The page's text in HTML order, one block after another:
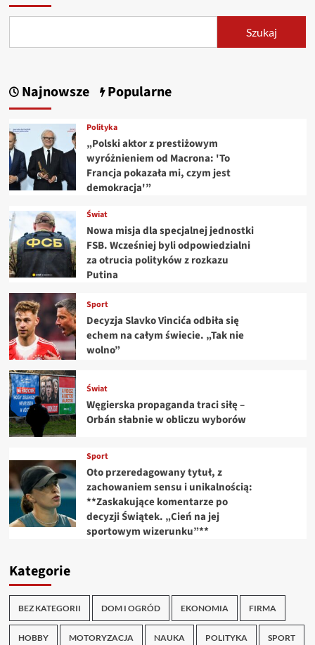
Szukaj
Najnowsze Popularne
Polityka
„Polski aktor z prestiżowym
wyróżnieniem od Macrona: 'To
Francja pokazała mi, czym jest
demokracja'”
Świat
Nowa misja dla specjalnej jednostki
FSB. Wcześniej byli odpowiedzialni
za otrucia polityków z rozkazu
Putina
Sport
Decyzja Slavko Vincića odbiła się
echem na całym świecie. „Tak nie
wolno”
Świat
Węgierska propaganda traci siłę –
Orbán słabnie w obliczu wyborów
Sport
Oto przeredagowany tytuł, z
zachowaniem sensu i unikalnością:
**Zaskakujące komentarze po
decyzji Świątek. „Cień na jej
sportowym wizerunku”**
Kategorie
BEZ KATEGORII DOM I OGRÓD EKONOMIA FIRMA
HOBBY MOTORYZACJA NAUKA POLITYKA SPORT